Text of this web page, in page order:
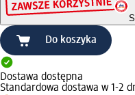
Do koszyka
Dostawa dostępna
Standardowa dostawa w 1-2